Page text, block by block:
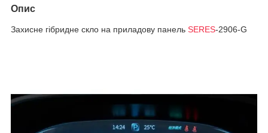
Опис
Захисне гібридне скло на приладову панель SERES-2906-G